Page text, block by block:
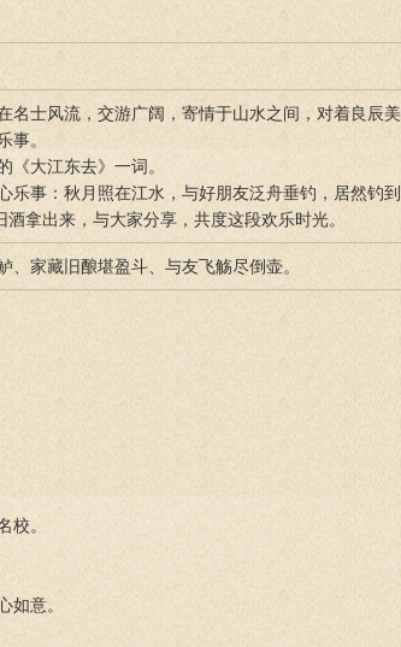
名士风流，交游广阔，寄情于山水之间，对着良辰美
事。
《大江东去》一词。
乐事：秋月照在江水，与好朋友泛舟垂钓，居然钓到
拿出来，与大家分享，共度这段欢乐时光。
、家藏旧酿堪盈斗、与友飞觞尽倒壶。
校。
如意。